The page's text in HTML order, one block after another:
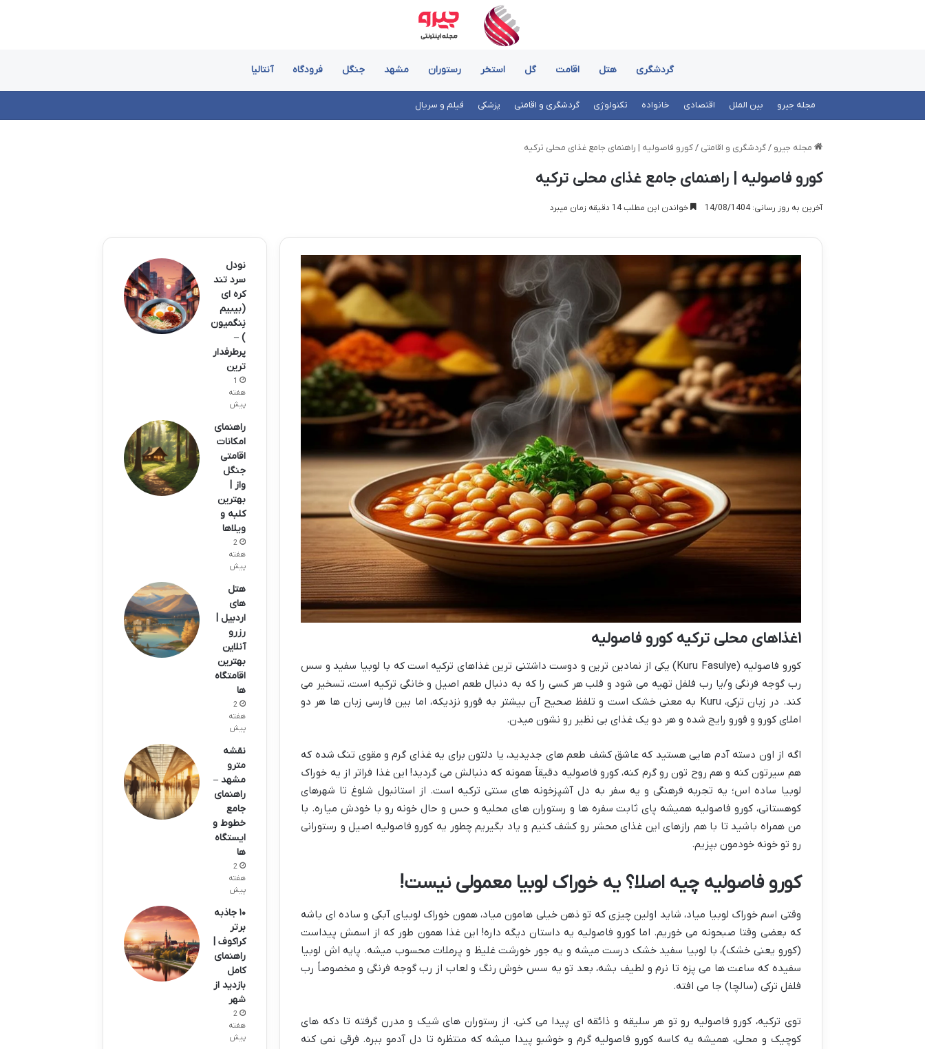
گردشگری هتل اقامت گل استخر رستوران مشهد جنگل فرودگاه آنتالیا
مجله جیرو بین الملل اقتصادی خانواده تکنولوژی گردشگری و اقامتی پزشکی فیلم و سریال
مجله جیرو / گردشگری و اقامتی / کورو فاصولیه | راهنمای جامع غذای محلی ترکیه
کورو فاصولیه | راهنمای جامع غذای محلی ترکیه
آخرین به روز رسانی: 14/08/1404 خواندن این مطلب 14 دقیقه زمان میبرد
۱غذاهای محلی ترکیه کورو فاصولیه
کورو فاصولیه (Kuru Fasulye) یکی از نمادین ترین و دوست داشتنی ترین غذاهای ترکیه است که با لوبیا سفید و سس
رب گوجه فرنگی و/یا رب فلفل تهیه می شود و قلب هر کسی را که به دنبال طعم اصیل و خانگی ترکیه است، تسخیر می
کند. در زبان ترکی، Kuru به معنی خشک است و تلفظ صحیح آن بیشتر به قورو نزدیکه، اما بین فارسی زبان ها هر دو
املای کورو و قورو رایج شده و هر دو یک غذای بی نظیر رو نشون میدن.
اگه از اون دسته آدم هایی هستید که عاشق کشف طعم های جدیدید، یا دلتون برای یه غذای گرم و مقوی تنگ شده که
هم سیرتون کنه و هم روح تون رو گرم کنه، کورو فاصولیه دقیقاً همونه که دنبالش می گردید! این غذا فراتر از یه خوراک
لوبیا ساده اس؛ یه تجربه فرهنگی و یه سفر به دل آشپزخونه های سنتی ترکیه است. از استانبول شلوغ تا شهرهای
کوهستانی، کورو فاصولیه همیشه پای ثابت سفره ها و رستوران های محلیه و حس و حال خونه رو با خودش میاره. با
من همراه باشید تا با هم رازهای این غذای محشر رو کشف کنیم و یاد بگیریم چطور یه کورو فاصولیه اصیل و رستورانی
رو تو خونه خودمون بپزیم.
کورو فاصولیه چیه اصلا؟ یه خوراک لوبیا معمولی نیست!
وقتی اسم خوراک لوبیا میاد، شاید اولین چیزی که تو ذهن خیلی هامون میاد، همون خوراک لوبیای آبکی و ساده ای باشه
که بعضی وقتا صبحونه می خوریم. اما کورو فاصولیه یه داستان دیگه داره! این غذا همون طور که از اسمش پیداست
(کورو یعنی خشک)، با لوبیا سفید خشک درست میشه و یه جور خورشت غلیظ و پرملات محسوب میشه. پایه اش لوبیا
سفیده که ساعت ها می پزه تا نرم و لطیف بشه، بعد تو یه سس خوش رنگ و لعاب از رب گوجه فرنگی و مخصوصاً رب
فلفل ترکی (سالچا) جا می افته.
توی ترکیه، کورو فاصولیه رو تو هر سلیقه و ذائقه ای پیدا می کنی. از رستوران های شیک و مدرن گرفته تا دکه های
کوچیک و محلی، همیشه یه کاسه کورو فاصولیه گرم و خوشبو پیدا میشه که منتظره تا دل آدمو ببره. فرقی نمی کنه
نودل
سرد تند
کره ای
(بیبیم
نِنگمیون
) –
پرطرفدار
ترین
1
هفته
پیش
راهنمای
امکانات
اقامتی
جنگل
واز |
بهترین
کلبه و
ویلاها
2
هفته
پیش
هتل
های
اردبیل |
رزرو
آنلاین
بهترین
اقامتگاه
ها
2
هفته
پیش
نقشه
مترو
مشهد –
راهنمای
جامع
خطوط و
ایستگاه
ها
2
هفته
پیش
۱۰ جاذبه
برتر
کراکوف |
راهنمای
کامل
بازدید از
شهر
2
هفته
پیش